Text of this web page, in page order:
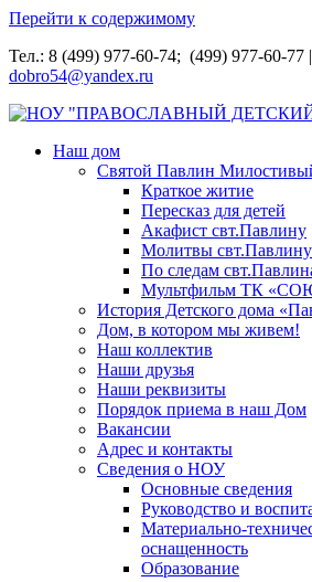
Перейти к содержимому
Тел.: 8 (499) 977-60-74; (499) 977-60-77
dobro54@yandex.ru
НОУ "ПРАВОСЛАВНЫЙ ДЕТСКИЙ
Наш дом
Святой Павлин
Краткое житие
Пересказ для детей
Акафист свт.Павлину
Молитвы свт.Павлину
По следам
Мультфильм ТК
История Детского дома
Дом, в котором мы живем!
Наш коллектив
Наши друзья
Наши реквизиты
Порядок приема в наш Дом
Вакансии
Адрес и контакты
Сведения о НОУ
Основные сведения
Руководство и
Материально-
оснащенность
Образование